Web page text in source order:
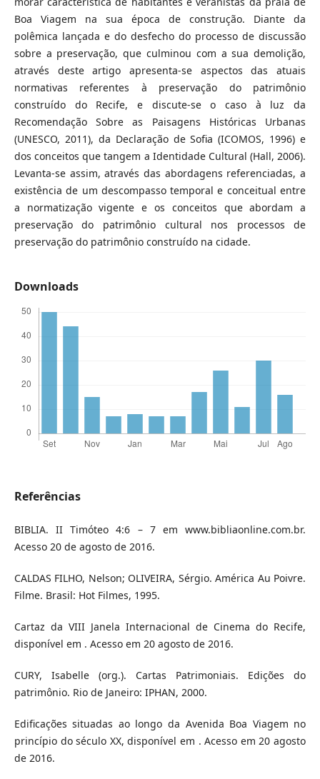
Boa Viagem na sua época de construção. Diante da
polêmica lançada e do desfecho do processo de discussão
sobre a preservação, que culminou com a sua demolição,
através deste artigo apresenta-se aspectos das atuais
normativas referentes à preservação do patrimônio
construído do Recife, e discute-se o caso à luz da
Recomendação Sobre as Paisagens Históricas Urbanas
(UNESCO, 2011), da Declaração de Sofia (ICOMOS, 1996) e
dos conceitos que tangem a Identidade Cultural (Hall, 2006).
Levanta-se assim, através das abordagens referenciadas, a
existência de um descompasso temporal e conceitual entre
a normatização vigente e os conceitos que abordam a
preservação do patrimônio cultural nos processos de
preservação do patrimônio construído na cidade.
Downloads
Referências
BIBLIA. II Timóteo 4:6 – 7 em www.bibliaonline.com.br.
Acesso 20 de agosto de 2016.
CALDAS FILHO, Nelson; OLIVEIRA, Sérgio. América Au Poivre.
Filme. Brasil: Hot Filmes, 1995.
Cartaz da VIII Janela Internacional de Cinema do Recife,
disponível em . Acesso em 20 agosto de 2016.
CURY, Isabelle (org.). Cartas Patrimoniais. Edições do
patrimônio. Rio de Janeiro: IPHAN, 2000.
Edificações situadas ao longo da Avenida Boa Viagem no
princípio do século XX, disponível em . Acesso em 20 agosto
de 2016.